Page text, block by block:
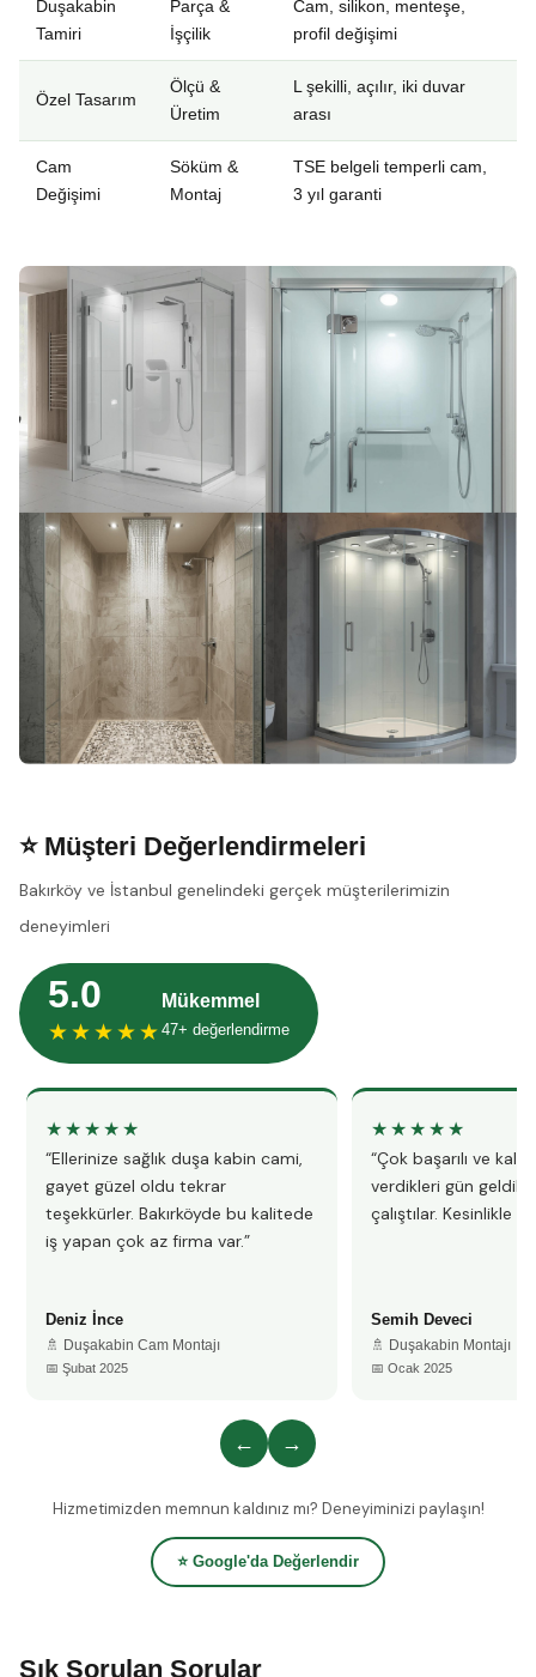
Duşakabin
Tamiri
Parça &
İşçilik
Cam, silikon, menteşe,
profil değişimi
Özel Tasarım
Ölçü &
Üretim
L şekilli, açılır, iki duvar
arası
Cam
Değişimi
Söküm &
Montaj
TSE belgeli temperli cam,
3 yıl garanti
⭐ Müşteri Değerlendirmeleri
Bakırköy ve İstanbul genelindeki gerçek müşterilerimizin
deneyimleri
5.0
★★★★★
Mükemmel
47+ değerlendirme
★★★★★
“Ellerinize sağlık duşa kabin cami,
gayet güzel oldu tekrar
teşekkürler. Bakırköyde bu kalitede
iş yapan çok az firma var.”
Deniz İnce
🚿 Duşakabin Cam Montajı
📅 Şubat 2025
★★★★★
“Çok başarılı ve
verdikleri gün
çalıştılar. Kesinlikle
Semih Deveci
🚿 Duşakabin Montajı
📅 Ocak 2025
← →
Hizmetimizden memnun kaldınız mı? Deneyiminizi paylaşın!
⭐ Google'da Değerlendir
Sık Sorulan Sorular